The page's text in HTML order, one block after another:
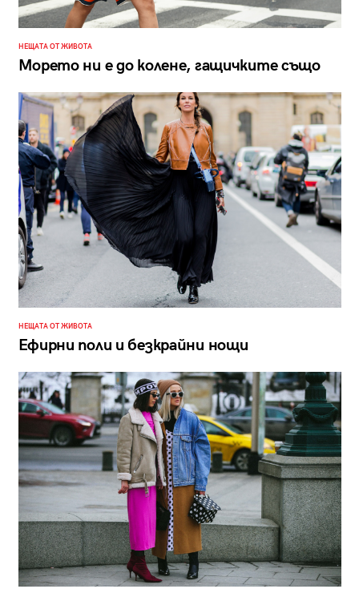
НЕЩАТА ОТ ЖИВОТА
Морето ни е до колене, гащичките също
НЕЩАТА ОТ ЖИВОТА
Ефирни поли и безкрайни нощи